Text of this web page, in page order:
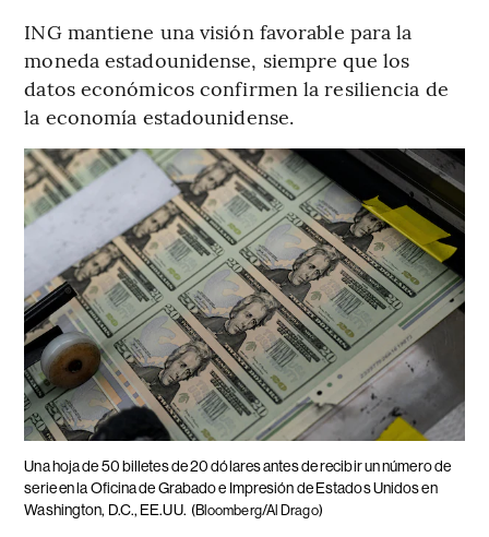
ING mantiene una visión favorable para la
moneda estadounidense, siempre que los
datos económicos confirmen la resiliencia de
la economía estadounidense.
Una hoja de 50 billetes de 20 dólares antes de recibir un número de
serie en la Oficina de Grabado e Impresión de Estados Unidos en
Washington, D.C., EE.UU. (Bloomberg/Al Drago)